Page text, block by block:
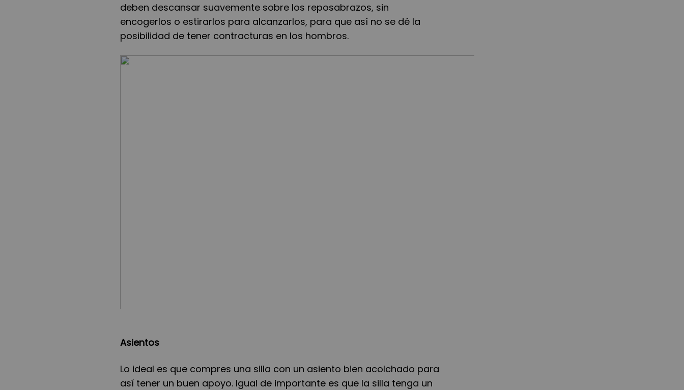
deben descansar suavemente sobre los reposabrazos, sin
encogerlos o estirarlos para alcanzarlos, para que así no se dé la
posibilidad de tener contracturas en los hombros.
Asientos
Lo ideal es que compres una silla con un asiento bien acolchado para
así tener un buen apoyo. Igual de importante es que la silla tenga un